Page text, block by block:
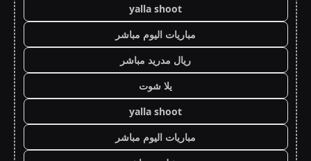
yalla shoot
مباريات اليوم مباشر
ريال مدريد مباشر
يلا شوت
yalla shoot
مباريات اليوم مباشر